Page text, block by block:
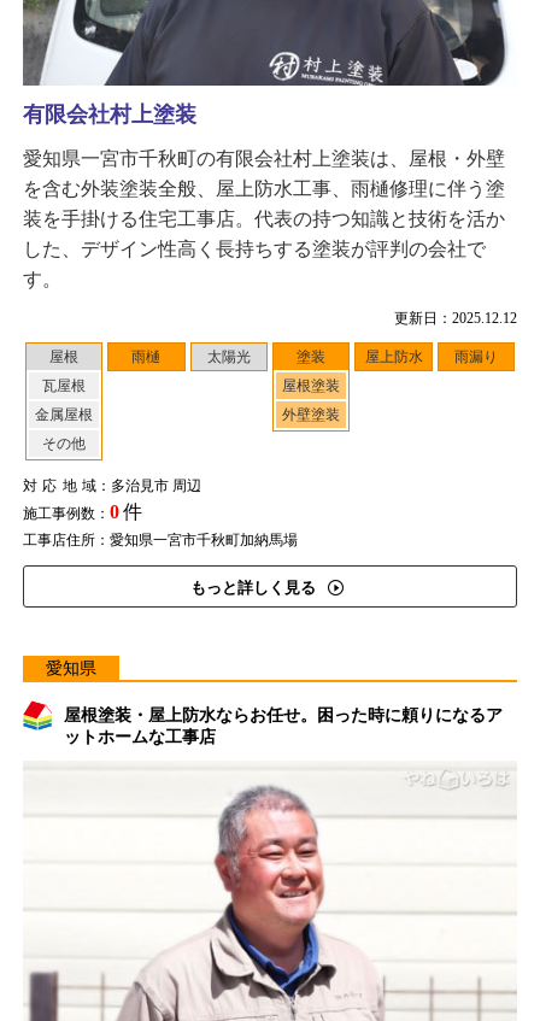
更新日：2025.12.12
屋根
瓦屋根
金属屋根
その他
雨樋 太陽光
塗装
屋根塗装
外壁塗装
屋上防水 雨漏り
対応地域：多治見市 周辺
施工事例数： 0件
工事店住所：愛知県一宮市千秋町加納馬場
もっと詳しく見る
有限会社村上塗装
愛知県一宮市千秋町の有限会社村上塗装は、屋根・外壁
を含む外装塗装全般、屋上防水工事、雨樋修理に伴う塗
装を手掛ける住宅工事店。代表の持つ知識と技術を活か
した、デザイン性高く長持ちする塗装が評判の会社で
す。
愛知県
屋根塗装・屋上防水ならお任せ。困った時に頼りになるア
ットホームな工事店